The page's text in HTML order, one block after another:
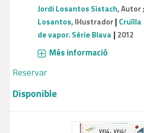
Jordi Losantos Sistach, Autor ;
Losantos, Il·lustrador| Cruïlla
de vapor. Sèrie Blava | 2012
Més informació
Reservar
Disponible